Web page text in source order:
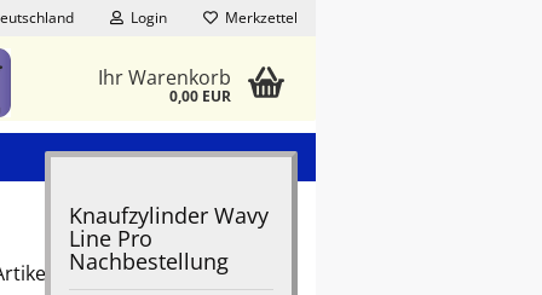
Login Merkzettel
Ihr Warenkorb
0,00 EUR
in dieser Kategorie
Knaufzylinder Wavy
Line Pro
Nachbestellung